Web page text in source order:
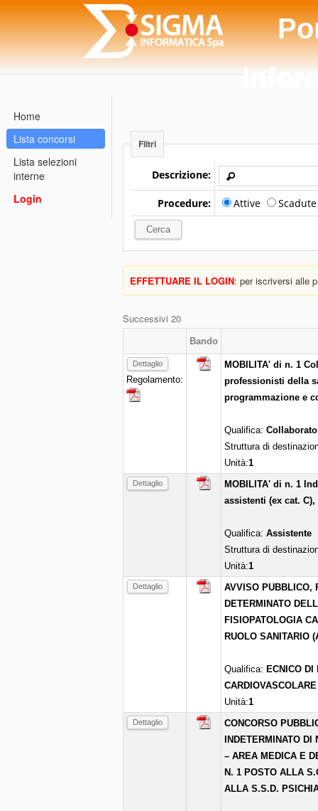
Home
Lista concorsi
Lista selezioni
interne
Login
Filtri
Descrizione:
Procedure: Attive
EFFETTUARE IL LOGIN: per iscriversi alle
Successivi 20
Bando
Dettaglio
Regolamento:
MOBILITA' di n. 1
professionisti della
programmazione e
Qualifica:
Struttura di
Unità:1
Dettaglio
MOBILITA' di n. 1
assistenti (ex cat.
Qualifica: Assistente
Struttura di
Unità:1
Dettaglio
AVVISO PUBBLICO,
DETERMINATO
FISIOPATOLOGIA
RUOLO SANITARIO
Qualifica: ECNICO DI
CARDIOVASCOLARE
Unità:1
Dettaglio
CONCORSO
INDETERMINATO
– AREA MEDICA E
N. 1 POSTO ALLA
ALLA S.S.D.